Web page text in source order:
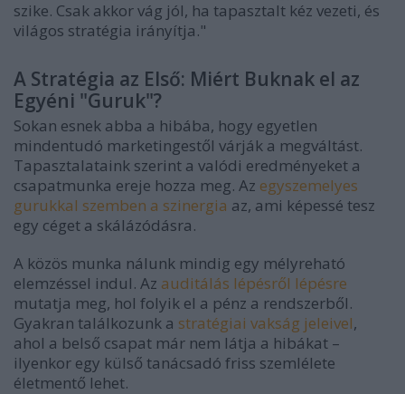
szike. Csak akkor vág jól, ha tapasztalt kéz vezeti, és
világos stratégia irányítja."
A Stratégia az Első: Miért Buknak el az
Egyéni "Guruk"?
Sokan esnek abba a hibába, hogy egyetlen
mindentudó marketingestől várják a megváltást.
Tapasztalataink szerint a valódi eredményeket a
csapatmunka ereje hozza meg. Az egyszemelyes
gurukkal szemben a szinergia az, ami képessé tesz
egy céget a skálázódásra.
A közös munka nálunk mindig egy mélyreható
elemzéssel indul. Az auditálás lépésről lépésre
mutatja meg, hol folyik el a pénz a rendszerből.
Gyakran találkozunk a stratégiai vakság jeleivel,
ahol a belső csapat már nem látja a hibákat –
ilyenkor egy külső tanácsadó friss szemlélete
életmentő lehet.